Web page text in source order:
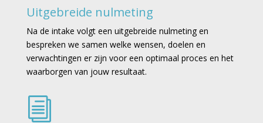
Uitgebreide nulmeting
Na de intake volgt een uitgebreide nulmeting en
bespreken we samen welke wensen, doelen en
verwachtingen er zijn voor een optimaal proces en het
waarborgen van jouw resultaat.
i